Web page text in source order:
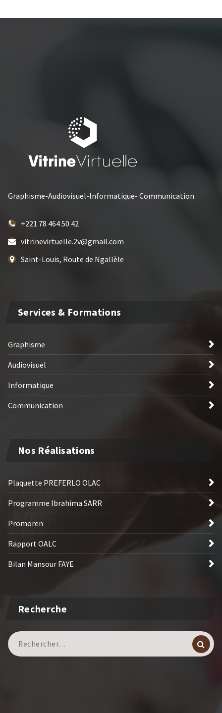
Graphisme-Audiovisuel-Informatique- Communication
+221 78 464 50 42
vitrinevirtuelle.2v@gmail.com
Saint-Louis, Route de Ngallèle
Services & Formations
Graphisme
Audiovisuel
Informatique
Communication
Nos Réalisations
Plaquette PREFERLO OLAC
Programme Ibrahima SARR
Promoren
Rapport OALC
Bilan Mansour FAYE
Recherche
Recherche
pour :